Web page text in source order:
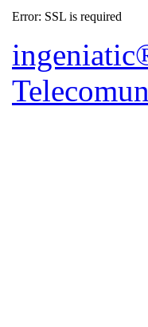
Error: SSL is required